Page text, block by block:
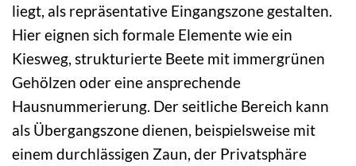
liegt, als repräsentative Eingangszone gestalten.
Hier eignen sich formale Elemente wie ein
Kiesweg, strukturierte Beete mit immergrünen
Gehölzen oder eine ansprechende
Hausnummerierung. Der seitliche Bereich kann
als Übergangszone dienen, beispielsweise mit
einem durchlässigen Zaun, der Privatsphäre